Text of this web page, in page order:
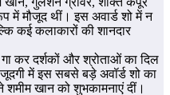
में मौजूद थीं। इस अवार्ड शो में न
कई कलाकारों की शानदार
कर दर्शकों और श्रोताओं का दिल
में इस सबसे बड़े अवॉर्ड शो का
खान को शुभकामनाएं दीं।